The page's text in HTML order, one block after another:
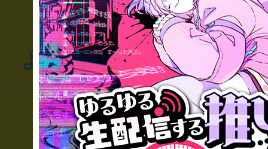
よくあるお問い合わせ
▼一般のお客様